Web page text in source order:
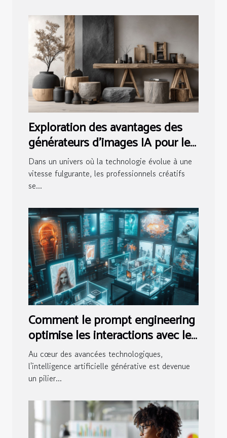
Exploration des avantages des
générateurs d'images IA pour les
professionnels créatifs
Dans un univers où la technologie évolue à une
vitesse fulgurante, les professionnels créatifs
se...
Comment le prompt engineering
optimise les interactions avec les
IA génératives
Au cœur des avancées technologiques,
l'intelligence artificielle générative est devenue
un pilier...